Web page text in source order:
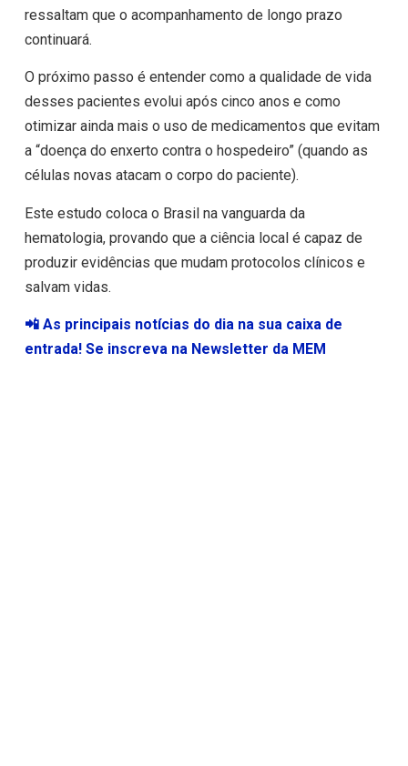
ressaltam que o acompanhamento de longo prazo
continuará.
O próximo passo é entender como a qualidade de vida
desses pacientes evolui após cinco anos e como
otimizar ainda mais o uso de medicamentos que evitam
a “doença do enxerto contra o hospedeiro” (quando as
células novas atacam o corpo do paciente).
Este estudo coloca o Brasil na vanguarda da
hematologia, provando que a ciência local é capaz de
produzir evidências que mudam protocolos clínicos e
salvam vidas.
📲 As principais notícias do dia na sua caixa de
entrada! Se inscreva na Newsletter da MEM